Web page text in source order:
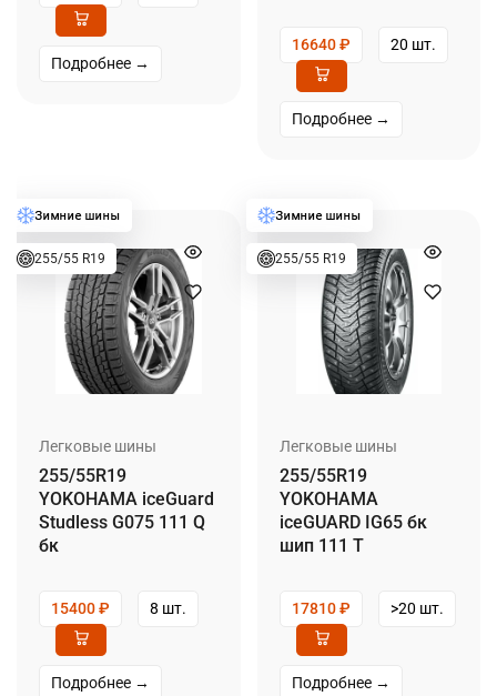
Подробнее →
16640₽ 20 шт.
Подробнее →
255/55 R19
Легковые шины
255/55R19
YOKOHAMA iceGuard
Studless G075 111 Q
бк
15400₽ 8 шт.
Подробнее →
255/55 R19
Легковые шины
255/55R19
YOKOHAMA
iceGUARD IG65 бк
шип 111 T
17810₽ >20 шт.
Подробнее →